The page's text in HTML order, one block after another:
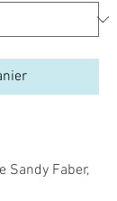
Sandy Faber,